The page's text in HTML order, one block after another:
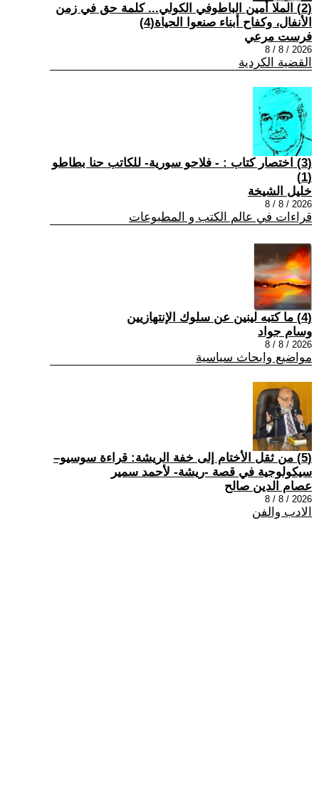
(2) الملا أمين الباطوفي الكولي... كلمة حق في زمن
الأنفال، وكفاح أبناء صنعوا الحياة(4)
فرست مرعي
2026 / 8 / 8
القضية الكردية
(3) اختصار كتاب : - فلاحو سورية- للكاتب حنا بطاطو
(1)
خليل الشيخة
2026 / 8 / 8
قراءات في عالم الكتب و المطبوعات
(4) ما كتبه لينين عن سلوك الإنتهازيين
وسام جواد
2026 / 8 / 8
مواضيع وابحاث سياسية
(5) من ثقل الأختام إلى خفة الريشة: قراءة سوسيو–
سيكولوجية في قصة -ريشة- لأحمد سمير
عصام الدين صالح
2026 / 8 / 8
الادب والفن